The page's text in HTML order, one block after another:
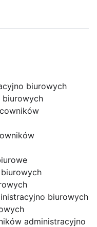
biurowych
biurowych
biurowych
administracyjno